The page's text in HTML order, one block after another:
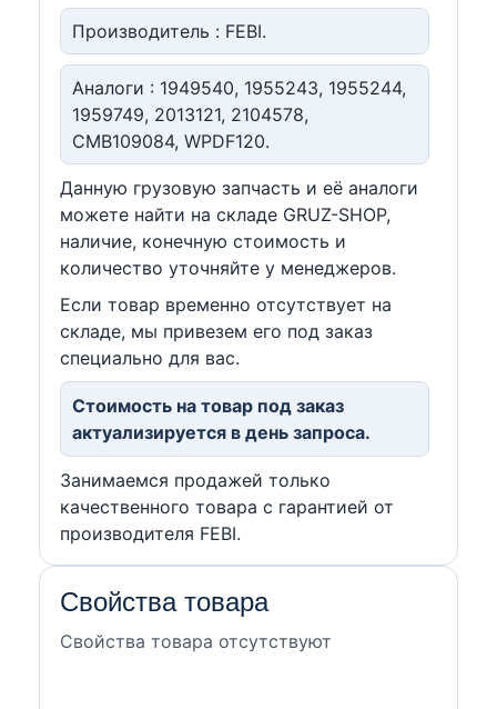
Производитель : FEBI.
Аналоги : 1949540, 1955243, 1955244,
1959749, 2013121, 2104578,
CMB109084, WPDF120.
Данную грузовую запчасть и её аналоги
можете найти на складе GRUZ-SHOP,
наличие, конечную стоимость и
количество уточняйте у менеджеров.
Если товар временно отсутствует на
складе, мы привезем его под заказ
специально для вас.
Стоимость на товар под заказ
актуализируется в день запроса.
Занимаемся продажей только
качественного товара с гарантией от
производителя FEBI.
Свойства товара
Свойства товара отсутствуют